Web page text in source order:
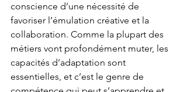
conscience d’une nécessité de
favoriser l’émulation créative et la
collaboration. Comme la plupart des
métiers vont profondément muter, les
capacités d’adaptation sont
essentielles, et c’est le genre de